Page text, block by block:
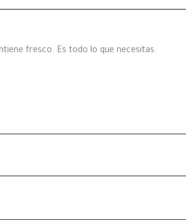
fresco. Es todo lo que necesitas.